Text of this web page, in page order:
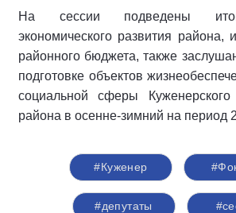
На сессии подведены
экономического развития района,
районного бюджета, также
подготовке объектов
социальной сферы Куженерского
района в осенне-зимний на период
#Куженер
#депутаты